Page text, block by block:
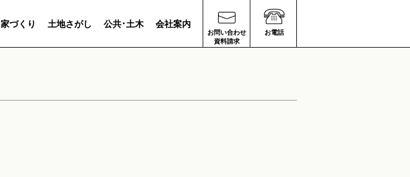
家づくり 土地さがし 公共･土木 会社案内
お問い合わせ
資料請求
お電話